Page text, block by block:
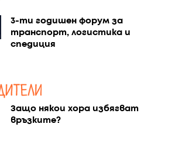
3-ти годишен форум за
транспорт, логистика и
спедиция
Защо някои хора избягват
връзките?